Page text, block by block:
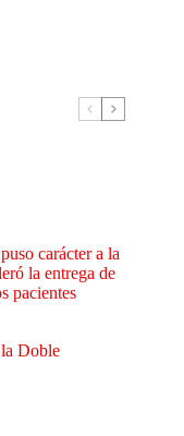
carácter a la
la entrega de
pacientes
Doble